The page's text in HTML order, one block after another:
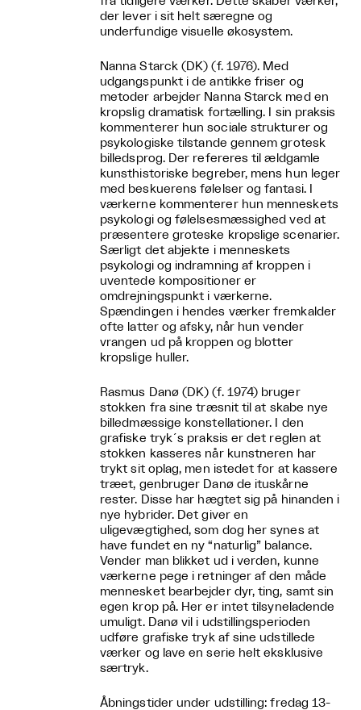
der lever i sit helt særegne og
underfundige visuelle økosystem.
Nanna Starck (DK) (f. 1976). Med
udgangspunkt i de antikke friser og
metoder arbejder Nanna Starck med en
kropslig dramatisk fortælling. I sin praksis
kommenterer hun sociale strukturer og
psykologiske tilstande gennem grotesk
billedsprog. Der refereres til ældgamle
kunsthistoriske begreber, mens hun leger
med beskuerens følelser og fantasi. I
værkerne kommenterer hun menneskets
psykologi og følelsesmæssighed ved at
præsentere groteske kropslige scenarier.
Særligt det abjekte i menneskets
psykologi og indramning af kroppen i
uventede kompositioner er
omdrejningspunkt i værkerne.
Spændingen i hendes værker fremkalder
ofte latter og afsky, når hun vender
vrangen ud på kroppen og blotter
kropslige huller.
Rasmus Danø (DK) (f. 1974) bruger
stokken fra sine træsnit til at skabe nye
billedmæssige konstellationer. I den
grafiske tryk´s praksis er det reglen at
stokken kasseres når kunstneren har
trykt sit oplag, men istedet for at kassere
træet, genbruger Danø de ituskårne
rester. Disse har hægtet sig på hinanden i
nye hybrider. Det giver en
uligevægtighed, som dog her synes at
have fundet en ny “naturlig” balance.
Vender man blikket ud i verden, kunne
værkerne pege i retninger af den måde
mennesket bearbejder dyr, ting, samt sin
egen krop på. Her er intet tilsyneladende
umuligt. Danø vil i udstillingsperioden
udføre grafiske tryk af sine udstillede
værker og lave en serie helt eksklusive
særtryk.
Åbningstider under udstilling: fredag 13-